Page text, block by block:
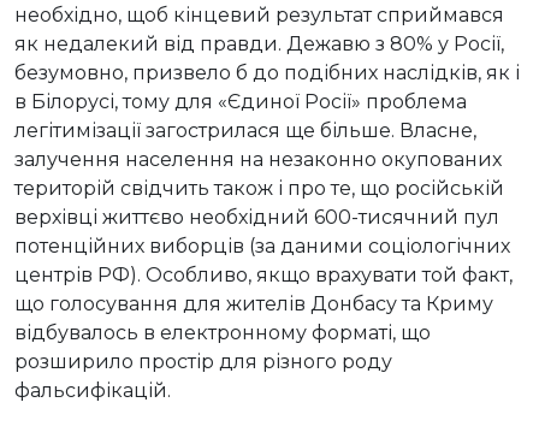
необхідно, щоб кінцевий результат сприймався
як недалекий від правди. Дежавю з 80% у Росії,
безумовно, призвело б до подібних наслідків, як і
в Білорусі, тому для «Єдиної Росії» проблема
легітимізації загострилася ще більше. Власне,
залучення населення на незаконно окупованих
територій свідчить також і про те, що російській
верхівці життєво необхідний 600-тисячний пул
потенційних виборців (за даними соціологічних
центрів РФ). Особливо, якщо врахувати той факт,
що голосування для жителів Донбасу та Криму
відбувалось в електронному форматі, що
розширило простір для різного роду
фальсифікацій.